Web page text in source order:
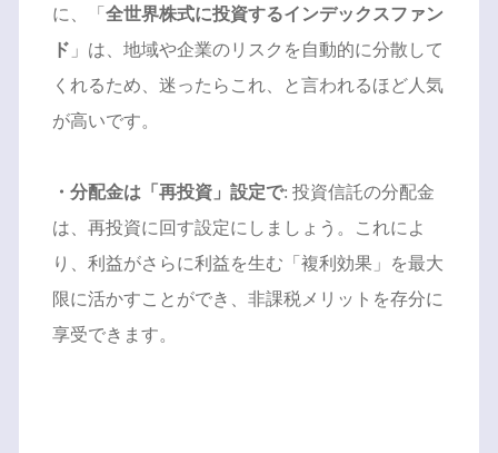
に、「 全世界株式に投資するインデックスファン
ド 」は、地域や企業のリスクを自動的に分散して
くれるため、迷ったらこれ、と言われるほど人気
が高いです。
・分配金は「再投資」設定で: 投資信託の分配金
は、再投資に回す設定にしましょう。これによ
り、利益がさらに利益を生む「複利効果」を最大
限に活かすことができ、非課税メリットを存分に
享受できます。